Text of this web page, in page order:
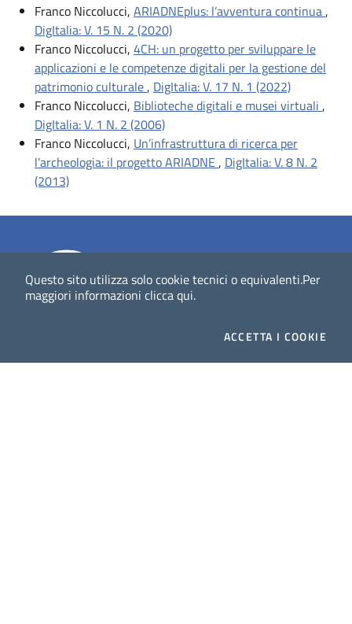
Questo sito utilizza solo cookie tecnici o equivalenti.Per
maggiori informazioni clicca qui.
ACCETTA I COOKIE
Franco Niccolucci, ARIADNEplus: l’avventura continua,
DigItalia: V. 15 N. 2 (2020)
Franco Niccolucci, 4CH: un progetto per sviluppare le
applicazioni e le competenze digitali per la gestione del
patrimonio culturale, DigItalia: V. 17 N. 1 (2022)
Franco Niccolucci, Biblioteche digitali e musei virtuali ,
DigItalia: V. 1 N. 2 (2006)
Franco Niccolucci, Un’infrastruttura di ricerca per
l’archeologia: il progetto ARIADNE , DigItalia: V. 8 N. 2
(2013)
DigItalia-rivista del digitale nei beni culturali||ISSN: